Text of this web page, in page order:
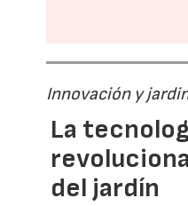
Innovación y
La
del jardín